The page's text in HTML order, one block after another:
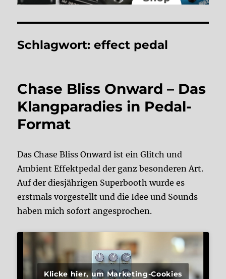
Schlagwort:effect pedal
Chase Bliss Onward – Das
Klangparadies in Pedal-
Format
Das Chase Bliss Onward ist ein Glitch und
Ambient Effektpedal der ganz besonderen Art.
Auf der diesjährigen Superbooth wurde es
erstmals vorgestellt und die Idee und Sounds
haben mich sofort angesprochen.
Klicke hier, um Marketing-Cookies